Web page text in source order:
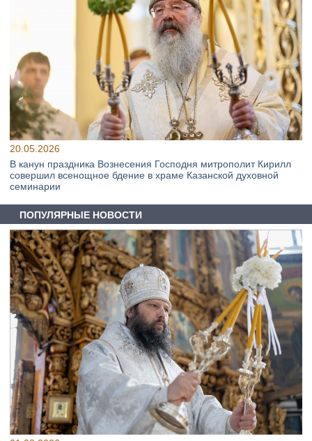
20.05.2026
В канун праздника Вознесения Господня митрополит Кирилл
совершил всенощное бдение в храме Казанской духовной
семинарии
ПОПУЛЯРНЫЕ НОВОСТИ